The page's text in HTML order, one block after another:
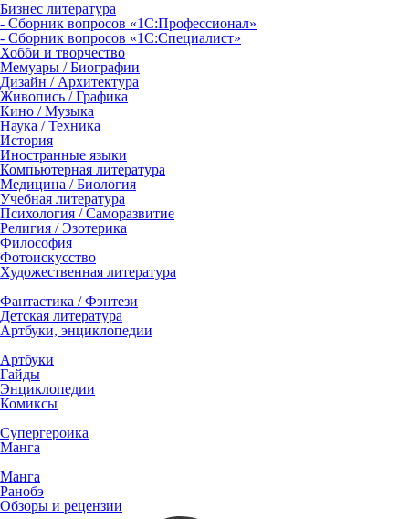
Бизнес литература
- Сборник вопросов «1С:Профессионал»
- Сборник вопросов «1С:Специалист»
Хобби и творчество
Мемуары / Биографии
Дизайн / Архитектура
Живопись / Графика
Кино / Музыка
Наука / Техника
История
Иностранные языки
Компьютерная литература
Медицина / Биология
Учебная литература
Психология / Саморазвитие
Религия / Эзотерика
Философия
Фотоискусство
Художественная литература
Фантастика / Фэнтези
Детская литература
Артбуки, энциклопедии
Артбуки
Гайды
Энциклопедии
Комиксы
Супергероика
Манга
Манга
Ранобэ
Обзоры и рецензии